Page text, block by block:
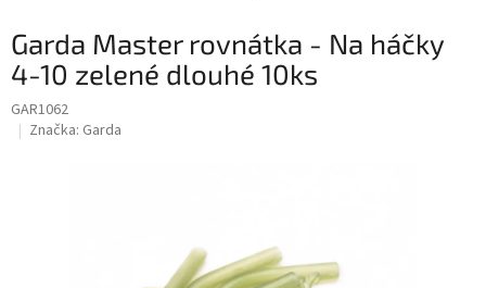
Garda Master rovnátka - Na háčky
4-10 zelené dlouhé 10ks
GAR1062
Značka: Garda